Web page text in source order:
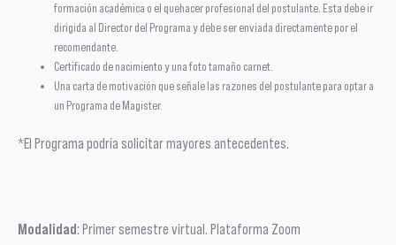
formación académica o el quehacer profesional del postulante. Esta debe ir
dirigida al Director del Programa y debe ser enviada directamente por el
recomendante.
Certificado de nacimiento y una foto tamaño carnet.
Una carta de motivación que señale las razones del postulante para optar a
un Programa de Magister.
*El Programa podría solicitar mayores antecedentes.
Modalidad: Primer semestre virtual. Plataforma Zoom